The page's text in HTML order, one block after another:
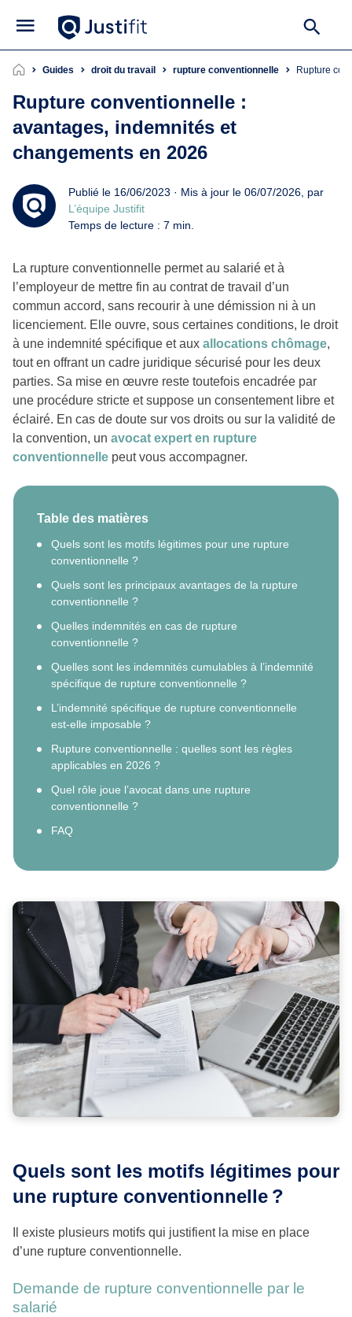
Guides droit du travail rupture conventionnelle Rupture
Rupture conventionnelle :
avantages, indemnités et
changements en 2026
Publié le 16/06/2023 · Mis à jour le 06/07/2026, par
L’équipe Justifit
Temps de lecture : 7 min.
La rupture conventionnelle permet au salarié et à
l’employeur de mettre fin au contrat de travail d’un
commun accord, sans recourir à une démission ni à un
licenciement. Elle ouvre, sous certaines conditions, le droit
à une indemnité spécifique et aux allocations chômage,
tout en offrant un cadre juridique sécurisé pour les deux
parties. Sa mise en œuvre reste toutefois encadrée par
une procédure stricte et suppose un consentement libre et
éclairé. En cas de doute sur vos droits ou sur la validité de
la convention, un avocat expert en rupture
conventionnelle peut vous accompagner.
Table des matières
Quels sont les motifs légitimes pour une rupture
conventionnelle ?
Quels sont les principaux avantages de la rupture
conventionnelle ?
Quelles indemnités en cas de rupture
conventionnelle ?
Quelles sont les indemnités cumulables à l’indemnité
spécifique de rupture conventionnelle ?
L’indemnité spécifique de rupture conventionnelle
est-elle imposable ?
Rupture conventionnelle : quelles sont les règles
applicables en 2026 ?
Quel rôle joue l’avocat dans une rupture
conventionnelle ?
FAQ
Quels sont les motifs légitimes pour
une rupture conventionnelle ?
Il existe plusieurs motifs qui justifient la mise en place
d’une rupture conventionnelle.
Demande de rupture conventionnelle par le
salarié